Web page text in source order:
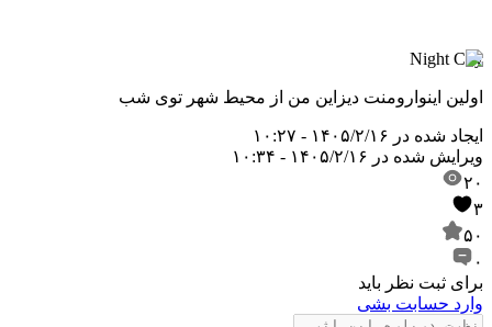
Night City
اولین اینوارومنت دیزاین من از محیط شهر توی شب
ایجاد شده در ۱۴۰۵/۲/۱۶ - ۱۰:۲۷
ویرایش شده در ۱۴۰۵/۲/۱۶ - ۱۰:۳۴
۲۰
۳
۵۰
۰
برای ثبت نظر باید
وارد حسابت بشی